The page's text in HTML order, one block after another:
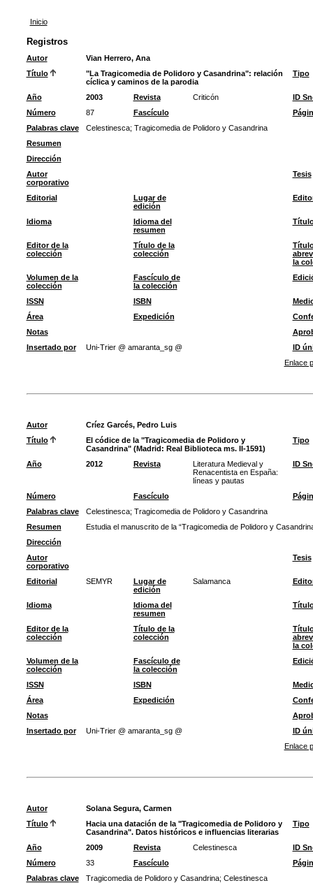
Inicio
Registros
Autor
Vian Herrero, Ana
Título
"La Tragicomedia de Polidoro y Casandrina": relación
cíclica y caminos de la parodia
Tipo
Año 2003 Revista Criticón
ID
Número
87 Fascículo
Palabras clave
Celestinesca; Tragicomedia de Polidoro y Casandrina
Resumen
Dirección
Autor
corporativo
Tesis
Editorial
Lugar de
edición
Idioma
Idioma del
resumen
Editor de la
colección
Título de la
colección
la
Volumen de la
colección
Fascículo de
la colección
ISSN ISBN
Área
Expedición
Notas
Insertado por
Uni-Trier @ amaranta_sg @
ID
Enlace
Autor
Críez Garcés, Pedro Luis
Título
El códice de la "Tragicomedia de Polidoro y
Casandrina" (Madrid: Real Biblioteca ms. II-1591)
Tipo
Año 2012 Revista
Literatura Medieval y
Renacentista en España:
líneas y pautas
ID
Número Fascículo
Palabras clave
Celestinesca; Tragicomedia de Polidoro y Casandrina
Resumen
Estudia el manuscrito de la “Tragicomedia de Polidoro y
Dirección
Autor
corporativo
Tesis
Editorial SEMYR
Lugar de
edición
Salamanca
Idioma
Idioma del
resumen
Editor de la
colección
Título de la
colección
la
Volumen de la
colección
Fascículo de
la colección
ISSN ISBN
Área
Expedición
Notas
Insertado por
Uni-Trier @ amaranta_sg @
ID
Enlace
Autor
Solana Segura, Carmen
Título
Hacia una datación de la "Tragicomedia de Polidoro y
Casandrina". Datos históricos e influencias literarias
Tipo
Año 2009 Revista Celestinesca
ID
Número
33 Fascículo
Palabras clave
Tragicomedia de Polidoro y Casandrina; Celestinesca